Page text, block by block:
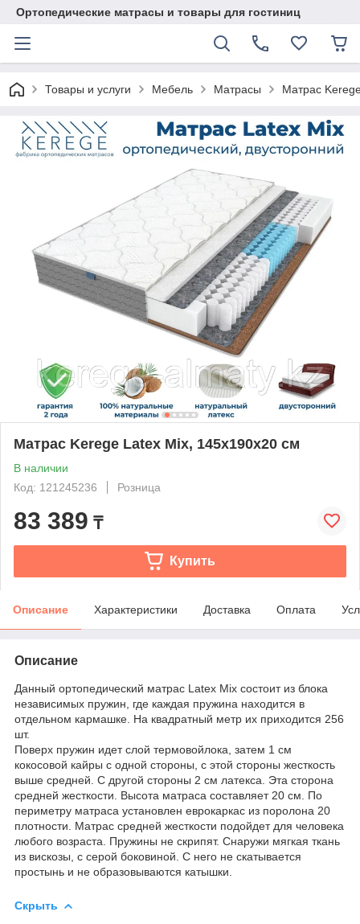
Ортопедические матрасы и товары для гостиниц
Товары и услуги Мебель Матрасы Матрас
Матрас Kerege Latex Mix, 145x190x20 см
В наличии
Код: 121245236
Розница
83 389 ₸
Купить
Описание Характеристики Доставка Оплата
Описание
Данный ортопедический матрас Latex Mix состоит из блока
независимых пружин, где каждая пружина находится в
отдельном кармашке. На квадратный метр их приходится 256
шт.
Поверх пружин идет слой термовойлока, затем 1 см
кокосовой кайры c одной стороны, с этой стороны жесткость
выше средней. С другой стороны 2 см латекса. Эта сторона
средней жесткости. Высота матраса составляет 20 см. По
периметру матраса установлен еврокаркас из поролона 20
плотности. Матрас средней жесткости подойдет для человека
любого возраста. Пружины не скрипят. Снаружи мягкая ткань
из вискозы, с серой боковиной. С него не скатывается
простынь и не образовываются катышки.
Скрыть